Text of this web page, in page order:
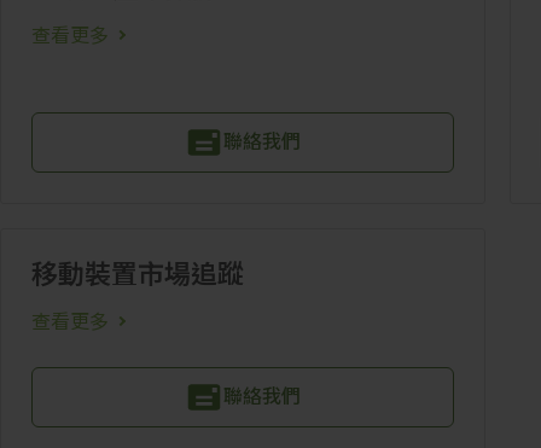
查看更多
聯絡我們
移動裝置市場追蹤
查看更多
聯絡我們